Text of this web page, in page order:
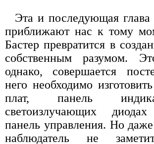
Эта и последующая глава
приближают нас к тому
Бастер превратится в
собственным разумом.
однако, совершается
него необходимо
плат, панель
светоизлучающих
панель управления. Но даже
наблюдатель не